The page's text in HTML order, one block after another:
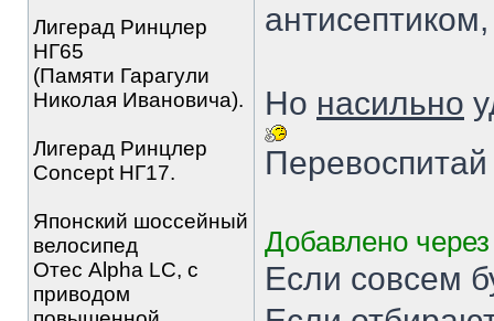
Лигерад Ринцлер
НГ65
(Памяти Гарагули
Николая Ивановича).
Лигерад Ринцлер
Concept НГ17.
Японский шоссейный
велосипед
Отес Alpha LC, с
приводом
Но насильно
Добавлено
Если совсем